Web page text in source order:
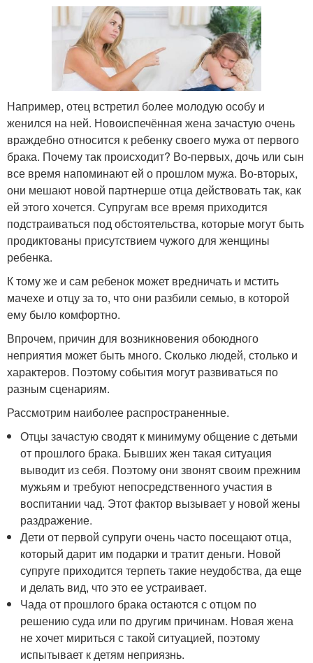
Например, отец встретил более молодую особу и
женился на ней. Новоиспечённая жена зачастую очень
враждебно относится к ребенку своего мужа от первого
брака. Почему так происходит? Во-первых, дочь или сын
все время напоминают ей о прошлом мужа. Во-вторых,
они мешают новой партнерше отца действовать так, как
ей этого хочется. Супругам все время приходится
подстраиваться под обстоятельства, которые могут быть
продиктованы присутствием чужого для женщины
ребенка.
К тому же и сам ребенок может вредничать и мстить
мачехе и отцу за то, что они разбили семью, в которой
ему было комфортно.
Впрочем, причин для возникновения обоюдного
неприятия может быть много. Сколько людей, столько и
характеров. Поэтому события могут развиваться по
разным сценариям.
Рассмотрим наиболее распространенные.
Отцы зачастую сводят к минимуму общение с детьми
от прошлого брака. Бывших жен такая ситуация
выводит из себя. Поэтому они звонят своим прежним
мужьям и требуют непосредственного участия в
воспитании чад. Этот фактор вызывает у новой жены
раздражение.
Дети от первой супруги очень часто посещают отца,
который дарит им подарки и тратит деньги. Новой
супруге приходится терпеть такие неудобства, да еще
и делать вид, что это ее устраивает.
Чада от прошлого брака остаются с отцом по
решению суда или по другим причинам. Новая жена
не хочет мириться с такой ситуацией, поэтому
испытывает к детям неприязнь.